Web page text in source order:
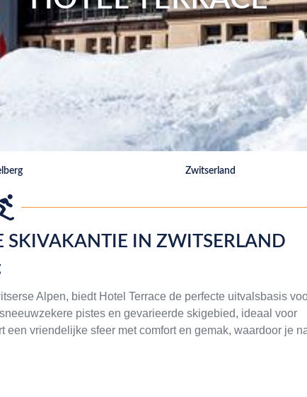
Zwitserland
SKIVAKANTIE IN ZWITSERLAND
Alpen, biedt Hotel Terrace de perfecte uitvalsbasis
pistes en gevarieerde skigebied, ideaal voor
vriendelijke sfeer met comfort en gemak, waardoor je